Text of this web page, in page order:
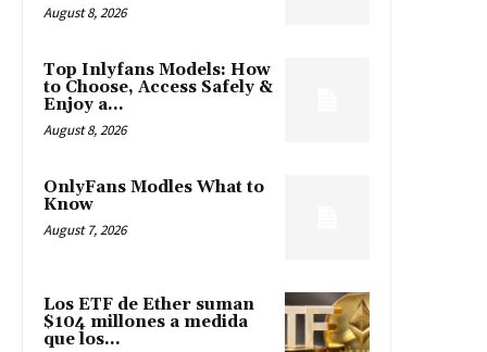
August 8, 2026
Top Inlyfans Models: How
to Choose, Access Safely &
Enjoy a...
August 8, 2026
OnlyFans Modles What to
Know
August 7, 2026
Los ETF de Ether suman
$104 millones a medida
que los...